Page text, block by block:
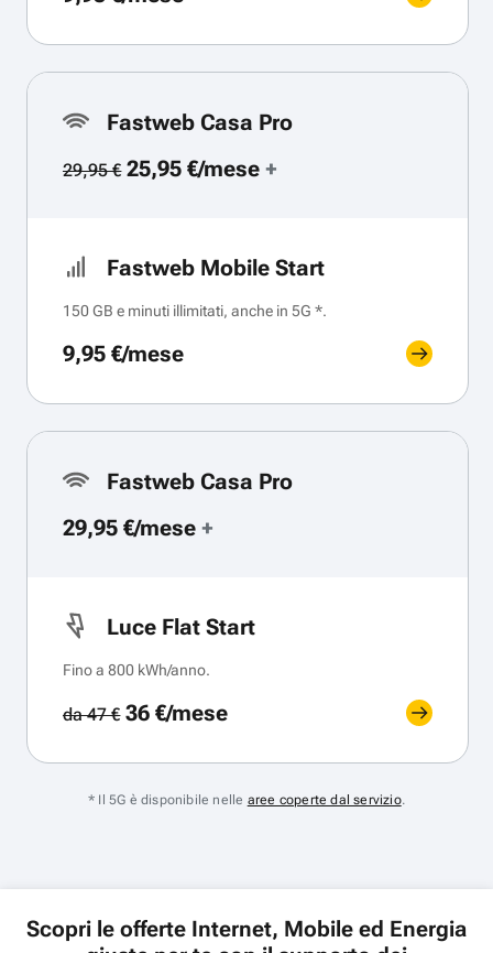
Fastweb Casa Pro
29,95 €25,95 €/mese+
Fastweb Mobile Start
150 GB e minuti illimitati, anche in 5G *.
9,95 €/mese
Fastweb Casa Pro
29,95 €/mese +
Luce Flat Start
Fino a 800 kWh/anno.
da 47 €36 €/mese
* Il 5G è disponibile nelle aree coperte dal servizio.
Scopri le offerte Internet, Mobile ed Energia